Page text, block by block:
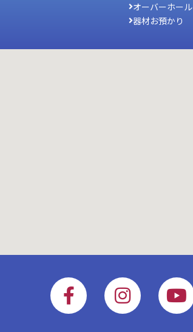
オーバーホール
器材お預かり
F
a
c
I
n
s
Y
o
u